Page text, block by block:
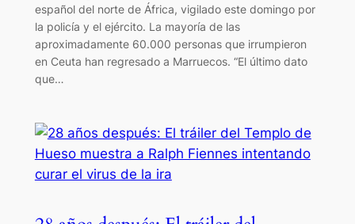
español del norte de África, vigilado este domingo por
la policía y el ejército. La mayoría de las
aproximadamente 60.000 personas que irrumpieron
en Ceuta han regresado a Marruecos. “El último dato
que…